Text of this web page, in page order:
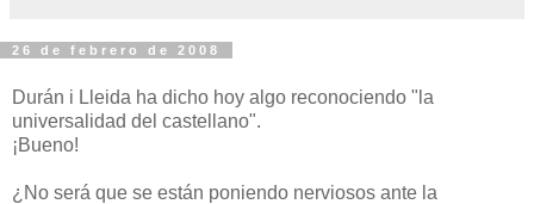
26 de febrero de 2008
Durán i Lleida ha dicho hoy algo reconociendo "la
universalidad del castellano".
¡Bueno!
¿No será que se están poniendo nerviosos ante la